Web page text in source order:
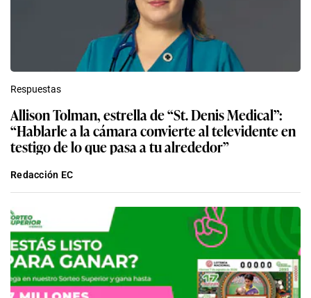
Respuestas
Allison Tolman, estrella de “St. Denis Medical”:
“Hablarle a la cámara convierte al televidente en
testigo de lo que pasa a tu alrededor”
Redacción EC